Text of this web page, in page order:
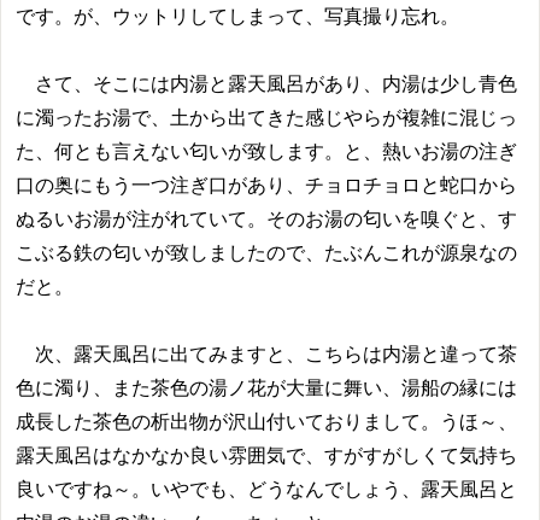
です。が、ウットリしてしまって、写真撮り忘れ。
さて、そこには内湯と露天風呂があり、内湯は少し青色
に濁ったお湯で、土から出てきた感じやらが複雑に混じっ
た、何とも言えない匂いが致します。と、熱いお湯の注ぎ
口の奥にもう一つ注ぎ口があり、チョロチョロと蛇口から
ぬるいお湯が注がれていて。そのお湯の匂いを嗅ぐと、す
こぶる鉄の匂いが致しましたので、たぶんこれが源泉なの
だと。
次、露天風呂に出てみますと、こちらは内湯と違って茶
色に濁り、また茶色の湯ノ花が大量に舞い、湯船の縁には
成長した茶色の析出物が沢山付いておりまして。うほ～、
露天風呂はなかなか良い雰囲気で、すがすがしくて気持ち
良いですね～。いやでも、どうなんでしょう、露天風呂と